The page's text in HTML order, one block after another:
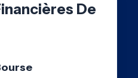
De